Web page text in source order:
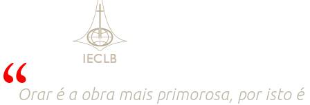
Orar é a obra mais primorosa, por isto é